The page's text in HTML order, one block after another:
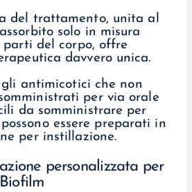
del trattamento, unita al
solo in misura
del corpo, offre
davvero unica.
antimicotici che non
per via orale
da somministrare per
essere preparati in
per instillazione.
personalizzata per